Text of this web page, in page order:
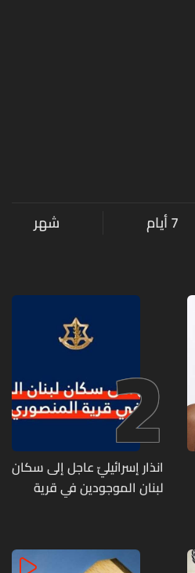
7 أيام شهر
2
انذار إسرائيليّ عاجل إلى سكان
لبنان الموجودين في قرية